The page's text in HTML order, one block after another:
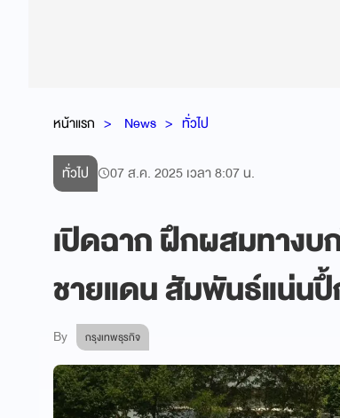
หน้าแรก News ทั่วไป
ทั่วไป 07 ส.ค. 2025 เวลา 8:07 น.
เปิดฉาก ฝึกผสมทางบ
ชายแดน สัมพันธ์แน่น
By กรุงเทพธุรกิจ